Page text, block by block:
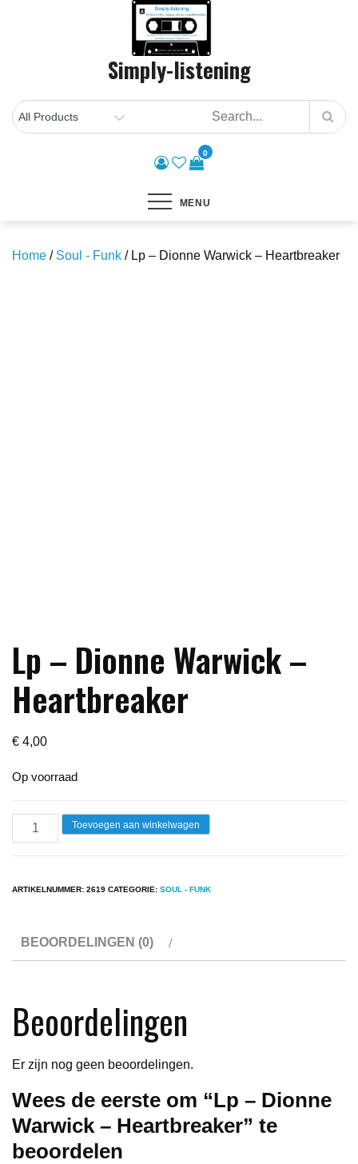
Simply-listening
0
MENU
Home / Soul - Funk / Lp – Dionne Warwick – Heartbreaker
Lp – Dionne Warwick –
Heartbreaker
€ 4,00
Op voorraad
-
Warwick
Heartbreaker
aantal
Toevoegen aan winkelwagen
ARTIKELNUMMER: 2619 CATEGORIE: SOUL - FUNK
BEOORDELINGEN (0)
Beoordelingen
Er zijn nog geen beoordelingen.
Wees de eerste om “Lp – Dionne
Warwick – Heartbreaker” te
beoordelen